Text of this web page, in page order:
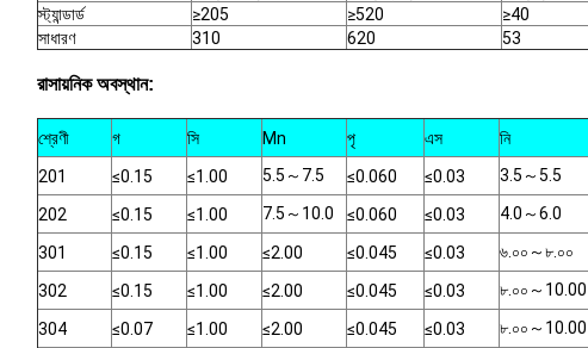
স্ট্যান্ডার্ড
≥205 ≥520 ≥40
সাধারণ
310 620 53
রাসায়নিক অবস্থান:
শ্রেণী গ সি Mn পৃ এস নি
201
≤0.15 ≤1.00 5.5 ～ 7.5 ≤0.060 ≤0.03 3.5 ～5.5
202
≤0.15 ≤1.00 7.5 ～ 10.0 ≤0.060 ≤0.03 4.0 ～6.0
301
≤0.15 ≤1.00 ≤2.00 ≤0.045 ≤0.03 ৬.০০ ～৮.০০
302
≤0.15 ≤1.00 ≤2.00 ≤0.045 ≤0.03 ৮.০০ ～ 10.00
304
≤0.07 ≤1.00 ≤2.00 ≤0.045 ≤0.03 ৮.০০ ～ 10.00